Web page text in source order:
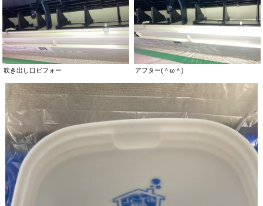
吹き出し口ビフォー アフター(＾ω＾)